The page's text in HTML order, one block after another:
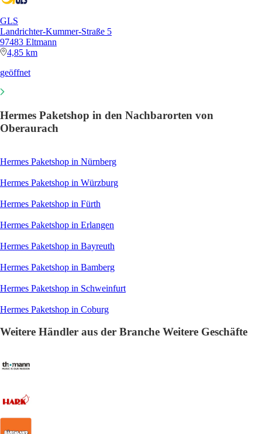
GLS
Landrichter-Kummer-Straße 5
97483 Eltmann
4,85 km
geöffnet
Hermes Paketshop in den Nachbarorten von
Oberaurach
Hermes Paketshop in Nürnberg
Hermes Paketshop in Würzburg
Hermes Paketshop in Fürth
Hermes Paketshop in Erlangen
Hermes Paketshop in Bayreuth
Hermes Paketshop in Bamberg
Hermes Paketshop in Schweinfurt
Hermes Paketshop in Coburg
Weitere Händler aus der Branche Weitere Geschäfte